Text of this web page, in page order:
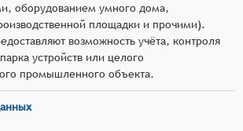
оборудованием умного дома,
площадки и прочими).
возможность учёта, контроля
устройств или целого
промышленного объекта.